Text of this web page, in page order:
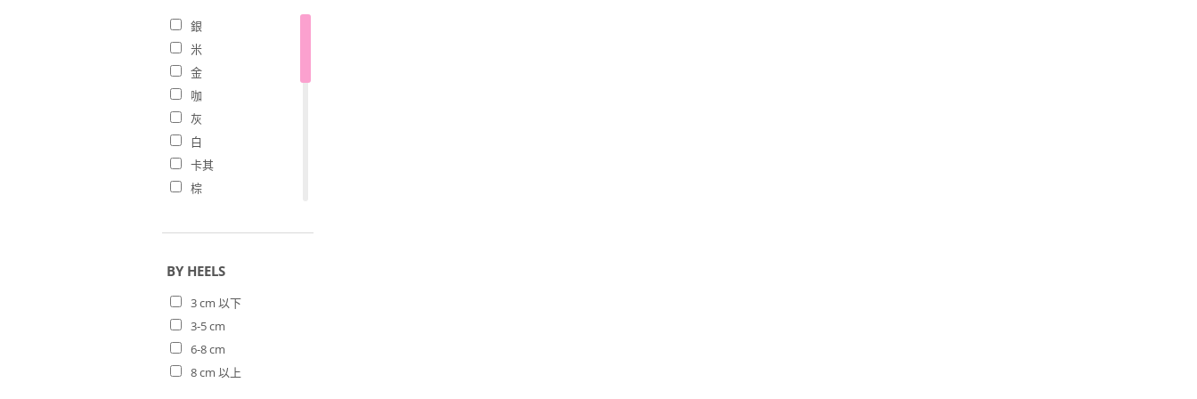
26.5
27
銀
米
金
咖
灰
白
卡其
棕
可可
綠
紫
裸
杏色
黃
BY HEELS
3 cm 以下
3-5 cm
6-8 cm
8 cm 以上